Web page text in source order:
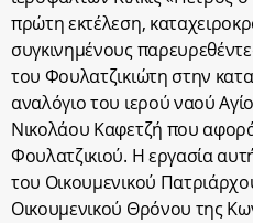
πρώτη εκτέλεση,
συγκινημένους
του Φουλατζικιώτη στην
αναλόγιο του ιερού ναού
Νικολάου Καφετζή που
Φουλατζικιού. Η εργασία
του Οικουμενικού
Οικουμενικού Θρόνου της